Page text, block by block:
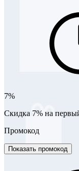
7%
Скидка 7% на
Промокод
Показать промокод